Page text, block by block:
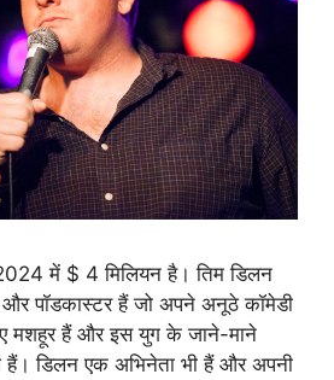
में $ 4 मिलियन है। तिम डिलन
पॉडकास्टर हैं जो अपने अनूठे कॉमेडी
मशहूर हैं और इस युग के जाने-माने
हैं। डिलन एक अभिनेता भी हैं और अपनी